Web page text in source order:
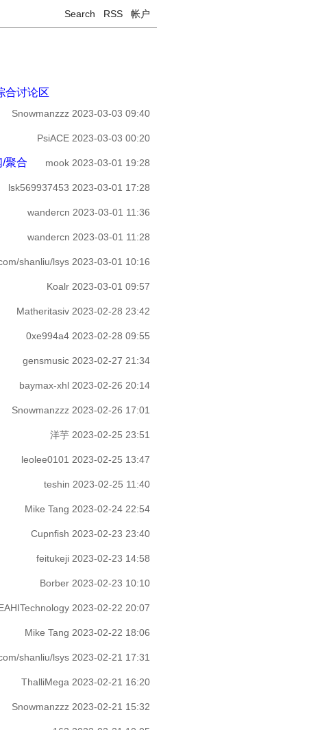
Search RSS 帐户
合讨论区
Snowmanzzz 2023-03-03 09:40
PsiACE 2023-03-03 00:20
/聚合 mook 2023-03-01 19:28
lsk569937453 2023-03-01 17:28
wandercn 2023-03-01 11:36
wandercn 2023-03-01 11:28
shanliu/lsys 2023-03-01 10:16
Koalr 2023-03-01 09:57
Matheritasiv 2023-02-28 23:42
0xe994a4 2023-02-28 09:55
gensmusic 2023-02-27 21:34
baymax-xhl 2023-02-26 20:14
Snowmanzzz 2023-02-26 17:01
洋芋 2023-02-25 23:51
leolee0101 2023-02-25 13:47
teshin 2023-02-25 11:40
Mike Tang 2023-02-24 22:54
Cupnfish 2023-02-23 23:40
feitukeji 2023-02-23 14:58
Borber 2023-02-23 10:10
2023-02-22 20:07
Mike Tang 2023-02-22 18:06
shanliu/lsys 2023-02-21 17:31
ThalliMega 2023-02-21 16:20
Snowmanzzz 2023-02-21 15:32